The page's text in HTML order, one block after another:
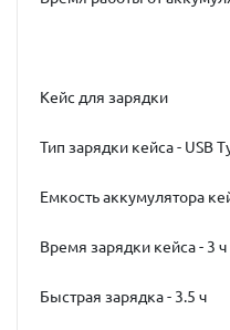
Кейс для зарядки
Тип зарядки кейса - USB
Емкость аккумулятора
Время зарядки кейса - 3 ч
Быстрая зарядка - 3.5 ч